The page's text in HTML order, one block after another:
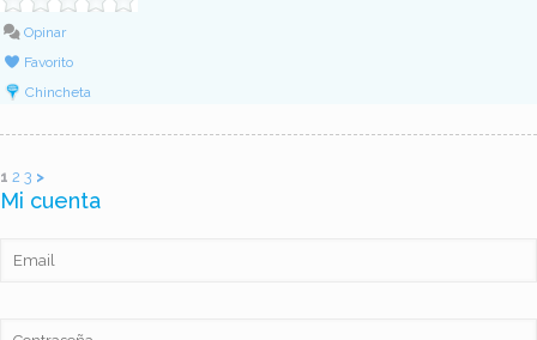
Opinar
Favorito
Chincheta
1 2 3 >
Mi cuenta